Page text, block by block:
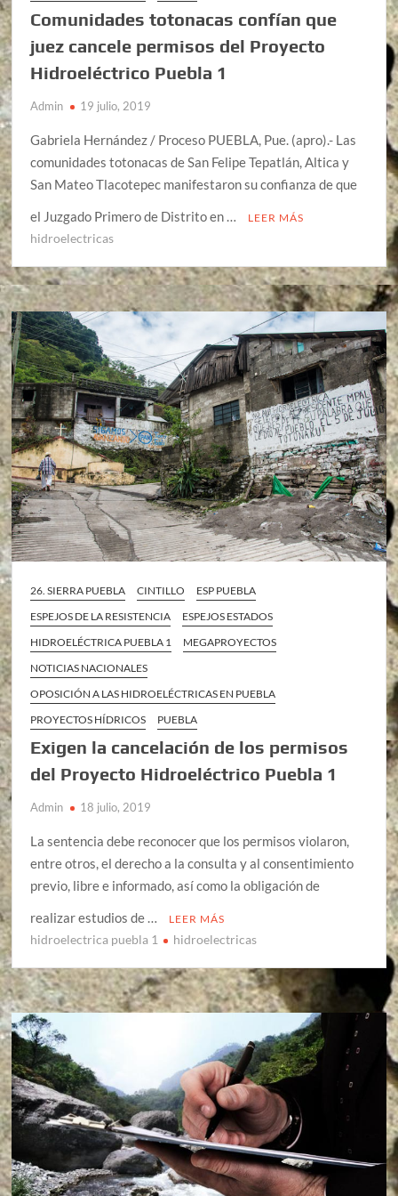
Comunidades totonacas confían que
juez cancele permisos del Proyecto
Hidroeléctrico Puebla 1
Admin 19 julio, 2019
Gabriela Hernández / Proceso PUEBLA, Pue. (apro).- Las
comunidades totonacas de San Felipe Tepatlán, Altica y
San Mateo Tlacotepec manifestaron su confianza de que
el Juzgado Primero de Distrito en …
LEER MÁS
hidroelectricas
26. SIERRA PUEBLA CINTILLO
ESP PUEBLA
ESPEJOS DE LA RESISTENCIA
ESPEJOS ESTADOS
HIDROELÉCTRICA PUEBLA 1
MEGAPROYECTOS
NOTICIAS NACIONALES
OPOSICIÓN A LAS HIDROELÉCTRICAS EN PUEBLA
PROYECTOS HÍDRICOS
PUEBLA
Exigen la cancelación de los permisos
del Proyecto Hidroeléctrico Puebla 1
Admin 18 julio, 2019
La sentencia debe reconocer que los permisos violaron,
entre otros, el derecho a la consulta y al consentimiento
previo, libre e informado, así como la obligación de
realizar estudios de …
LEER MÁS
hidroelectrica puebla 1 hidroelectricas